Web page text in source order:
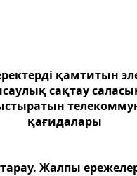
қамтитын
сақтау
қағидалары
Жалпы